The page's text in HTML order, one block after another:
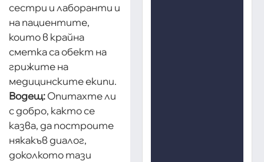
сестри и лаборанти и
на пациентите,
които в крайна
сметка са обект на
грижите на
медицинските екипи.
Водещ:Опитахте ли
с добро, както се
казва, да построите
някакъв диалог,
доколкото тази